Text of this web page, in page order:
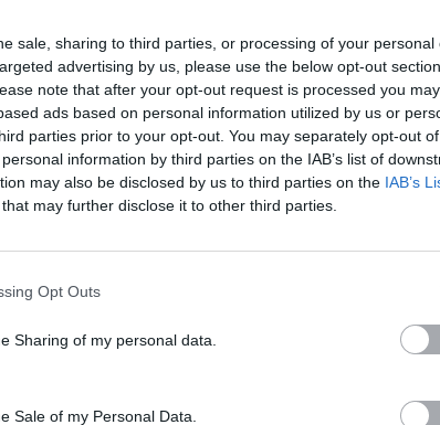
sale, sharing to third parties, or processing of your personal
advertising by us, please use the below opt-out
note that after your opt-out request is processed you may
ads based on personal information utilized by us or
parties prior to your opt-out. You may separately opt-out
information by third parties on the IAB’s list of
may also be disclosed by us to third parties on the IAB’s
that may further disclose it to other third parties.
Opt Outs
Sharing of my personal data.
Sale of my Personal Data.
τύπος μεταμόρφωσε το